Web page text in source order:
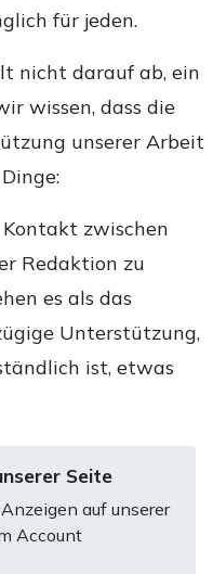
für jeden.
nicht darauf ab, ein
wissen, dass die
unserer Arbeit
zwischen
Redaktion zu
es als das
Unterstützung,
ist, etwas
Seite
auf unserer
Account